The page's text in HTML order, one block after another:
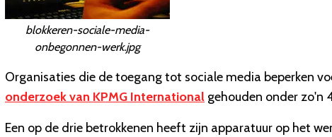
blokkeren-sociale-media-
onbegonnen-werk.jpg
Organisaties die de toegang tot sociale media beperken
onderzoek van KPMG International gehouden onder zo'n
Een op de drie betrokkenen heeft zijn apparatuur op het